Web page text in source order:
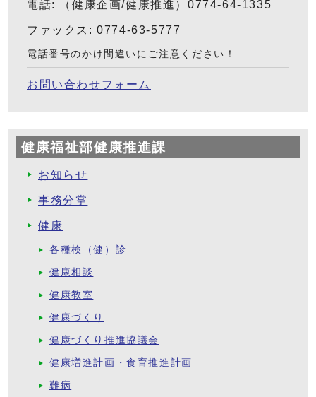
電話: （健康企画/健康推進）0774-64-1335
ファックス: 0774-63-5777
電話番号のかけ間違いにご注意ください！
お問い合わせフォーム
健康福祉部健康推進課
お知らせ
事務分掌
健康
各種検（健）診
健康相談
健康教室
健康づくり
健康づくり推進協議会
健康増進計画・食育推進計画
難病